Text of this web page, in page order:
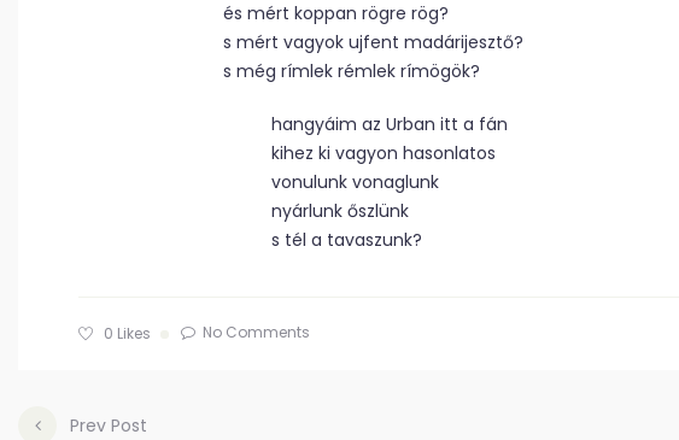
és mért koppan rögre rög?
s mért vagyok ujfent madárijesztő?
s még rímlek rémlek rímögök?
hangyáim az Urban itt a fán
kihez ki vagyon hasonlatos
vonulunk vonaglunk
nyárlunk őszlünk
s tél a tavaszunk?
0 Likes No Comments
Prev Post